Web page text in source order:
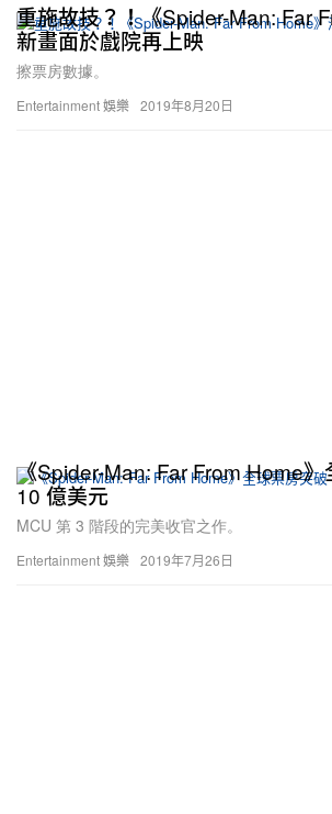
Entertainment 娛樂
重施故技？！《Spider-Man: Far
新畫面於戲院再上映
擦票房數據。
2019年8月20日
Entertainment 娛樂
《Spider-Man: Far From Home》
10 億美元
MCU 第 3 階段的完美收官之作。
2019年7月26日